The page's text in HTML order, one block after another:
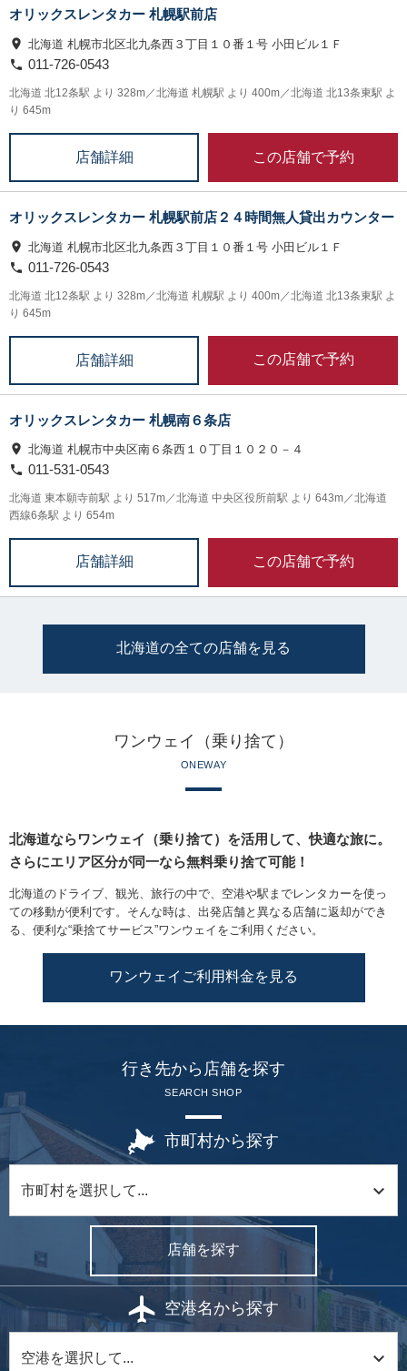
オリックスレンタカー 札幌駅前店
北海道 札幌市北区北九条西３丁目１０番１号 小田ビル１Ｆ
011-726-0543
北海道 北12条駅 より 328m／北海道 札幌駅 より 400m／北海道 北13条東駅 よ
り 645m
店舗詳細 この店舗で予約
オリックスレンタカー 札幌駅前店２４時間無人貸出カウンター
北海道 札幌市北区北九条西３丁目１０番１号 小田ビル１Ｆ
011-726-0543
北海道 北12条駅 より 328m／北海道 札幌駅 より 400m／北海道 北13条東駅 よ
り 645m
店舗詳細 この店舗で予約
オリックスレンタカー 札幌南６条店
北海道 札幌市中央区南６条西１０丁目１０２０－４
011-531-0543
北海道 東本願寺前駅 より 517m／北海道 中央区役所前駅 より 643m／北海道
西線6条駅 より 654m
店舗詳細 この店舗で予約
北海道の全ての店舗を見る
ワンウェイ（乗り捨て）
ONEWAY
北海道ならワンウェイ（乗り捨て）を活用して、快適な旅に。
さらにエリア区分が同一なら無料乗り捨て可能！
北海道のドライブ、観光、旅行の中で、空港や駅までレンタカーを使っ
ての移動が便利です。そんな時は、出発店舗と異なる店舗に返却ができ
る、便利な“乗捨てサービス”ワンウェイをご利用ください。
ワンウェイご利用料金を見る
行き先から店舗を探す
SEARCH SHOP
市町村から探す
店舗を探す
空港名から探す